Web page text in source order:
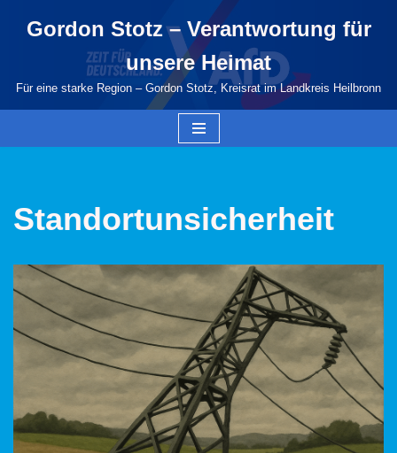
springen
Gordon Stotz – Verantwortung für
unsere Heimat
Für eine starke Region – Gordon Stotz, Kreisrat im Landkreis Heilbronn
Standortunsicherheit